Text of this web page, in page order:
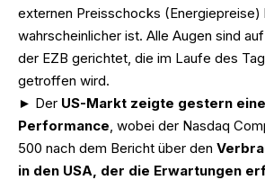
externen Preisschocks (Energiepreise)
wahrscheinlicher ist. Alle Augen sind
der EZB gerichtet, die im Laufe des
getroffen wird.
► Der US-Markt zeigte gestern
Performance, wobei der Nasdaq
500 nach dem Bericht über den
in den USA, der die Erwartungen